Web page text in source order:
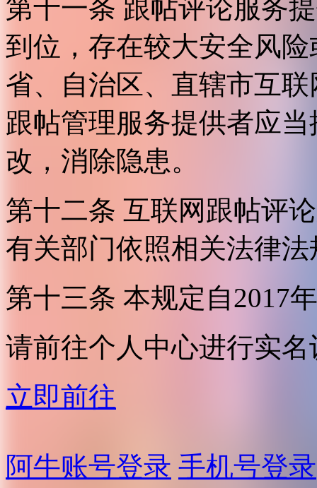
第十一条 跟帖评论服务
到位，存在较大安全风
省、自治区、直辖市互
跟帖管理服务提供者应
改，消除隐患。
第十二条 互联网跟帖评
有关部门依照相关法律
第十三条 本规定自2017
请前往个人中心进行实名
立即前往
阿牛账号登录 手机号登录